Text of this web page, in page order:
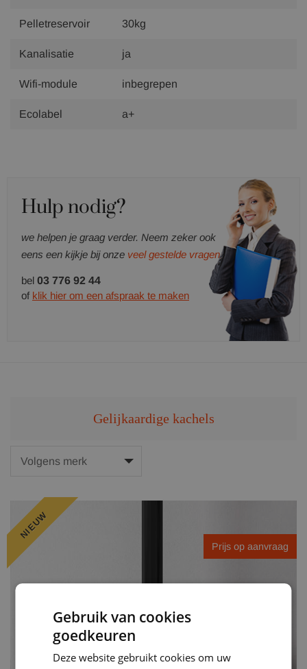
Pelletreservoir 30kg
Kanalisatie ja
Wifi-module inbegrepen
Ecolabel a+
Hulp nodig?
we helpen je graag verder. Neem zeker ook
eens een kijkje bij onze veel gestelde vragen.
bel 03 776 92 44
of klik hier om een afspraak te maken
Gelijkaardige kachels
NIEUW
Prijs op aanvraag
Gebruik van cookies
goedkeuren
Deze website gebruikt cookies om uw